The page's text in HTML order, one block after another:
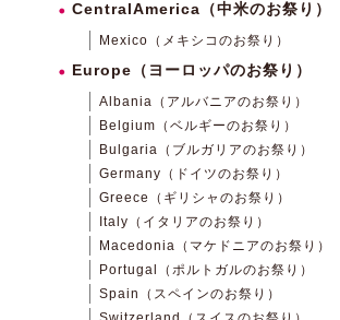
CentralAmerica（中米のお祭り）
Mexico（メキシコのお祭り）
Europe（ヨーロッパのお祭り）
Albania（アルバニアのお祭り）
Belgium（ベルギーのお祭り）
Bulgaria（ブルガリアのお祭り）
Germany（ドイツのお祭り）
Greece（ギリシャのお祭り）
Italy（イタリアのお祭り）
Macedonia（マケドニアのお祭り）
Portugal（ポルトガルのお祭り）
Spain（スペインのお祭り）